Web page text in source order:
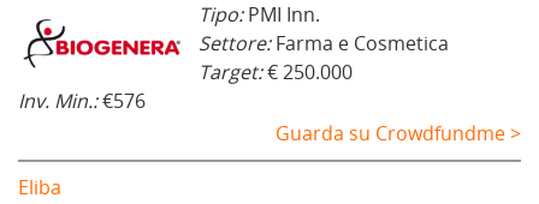
Tipo:PMI Inn.
Settore:Farma e Cosmetica
Target:€ 250.000
Inv. Min.:€576
Guarda su Crowdfundme >
Eliba